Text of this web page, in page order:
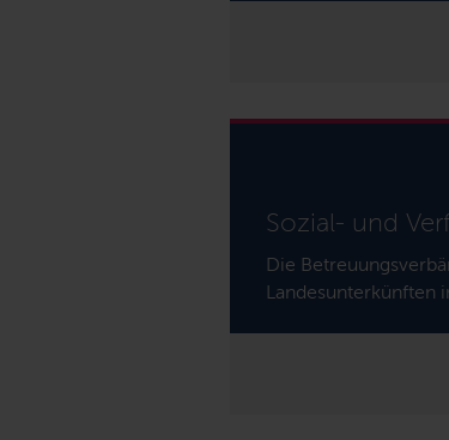
Sozial- und
Die
Landesunterkünften